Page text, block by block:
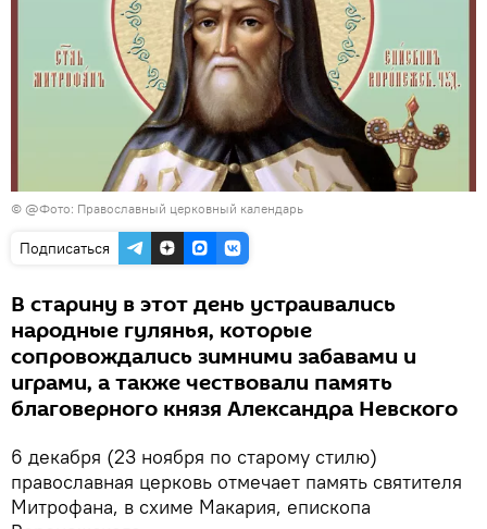
© @Фото: Православный церковный календарь
Подписаться
В старину в этот день устраивались
народные гулянья, которые
сопровождались зимними забавами и
играми, а также чествовали память
благоверного князя Александра Невского
6 декабря (23 ноября по старому стилю)
православная церковь отмечает память святителя
Митрофана, в схиме Макария, епископа